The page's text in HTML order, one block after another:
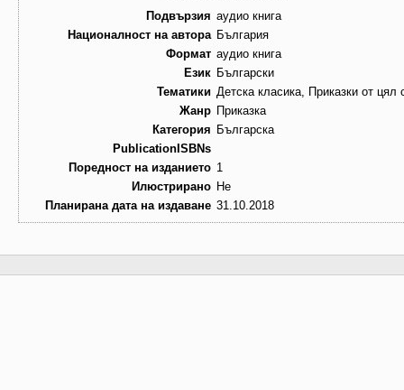
Подвързия аудио книга
Националност на автора България
Формат аудио книга
Език Български
Тематики Детска класика, Приказки от цял
Жанр Приказка
Категория Българска
PublicationISBNs
Поредност на изданието 1
Илюстрирано Не
Планирана дата на издаване 31.10.2018